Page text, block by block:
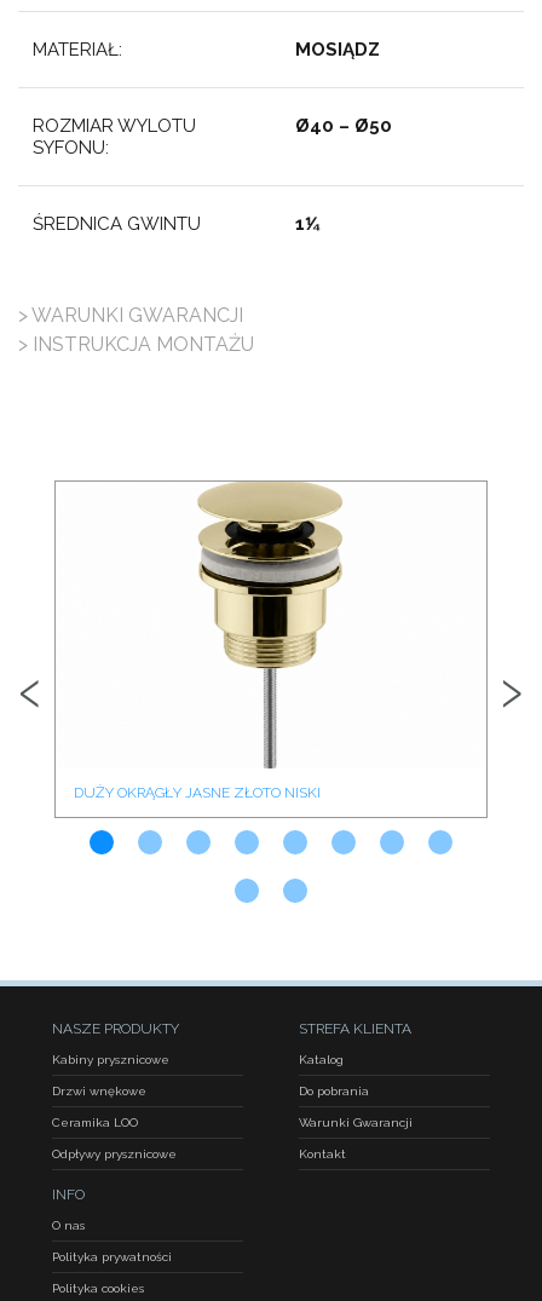
MATERIAŁ: MOSIĄDZ
ROZMIAR WYLOTU
SYFONU:
Ø40 – Ø50
ŚREDNICA GWINTU 1⅟₄
> WARUNKI GWARANCJI
> INSTRUKCJA MONTAŻU
DUŻY OKRĄGŁY JASNE ZŁOTO NISKI
‹ ›
NASZE PRODUKTY
Kabiny prysznicowe
Drzwi wnękowe
Ceramika LOO
Odpływy prysznicowe
STREFA KLIENTA
Katalog
Do pobrania
Warunki Gwarancji
Kontakt
INFO
O nas
Polityka prywatności
Polityka cookies